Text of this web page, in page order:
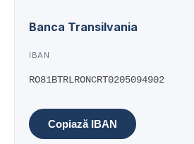
Banca Transilvania
IBAN
RO81BTRLRONCRT0205094902
Copiază IBAN